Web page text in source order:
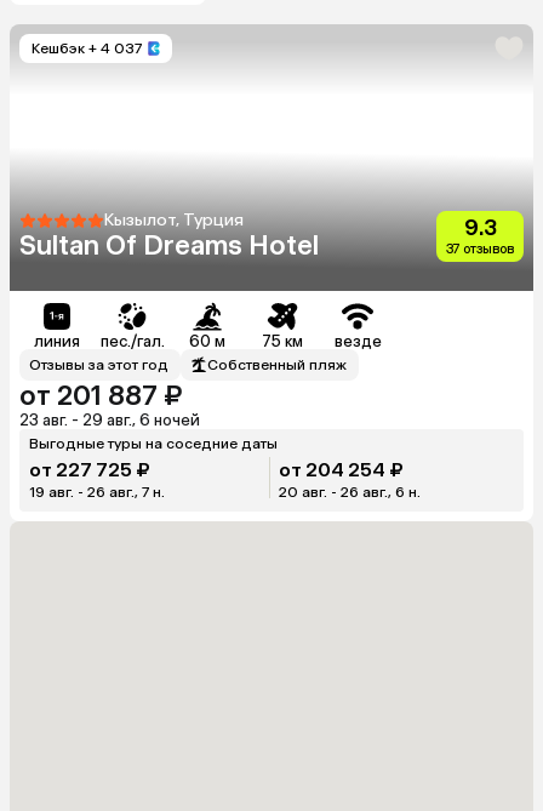
Кешбэк + 4 037
Кызылот, Турция
Sultan Of Dreams Hotel
9.3
37 отзывов
линия пес./гал. 60 м 75 км везде
Отзывы за этот год Собственный пляж
от 201 887 ₽
23 авг. - 29 авг., 6 ночей
Выгодные туры на соседние даты
от 227 725 ₽
19 авг. - 26 авг., 7 н.
от 204 254 ₽
20 авг. - 26 авг., 6 н.